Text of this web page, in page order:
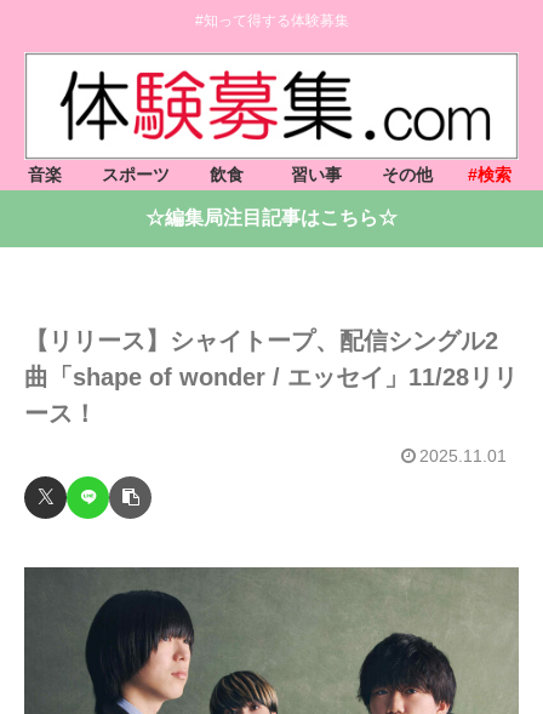
#知って得する体験募集
音楽 スポーツ 飲食 習い事 その他 #検索
☆編集局注目記事はこちら☆
【リリース】シャイトープ、配信シングル2
曲「shape of wonder / エッセイ」11/28リリ
ース！
2025.11.01